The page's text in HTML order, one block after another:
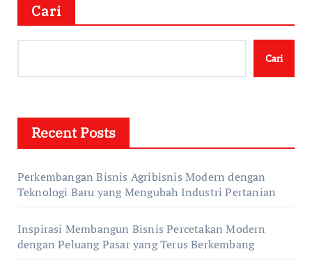
Cari
Cari
Recent Posts
Perkembangan Bisnis Agribisnis Modern dengan
Teknologi Baru yang Mengubah Industri Pertanian
Inspirasi Membangun Bisnis Percetakan Modern
dengan Peluang Pasar yang Terus Berkembang